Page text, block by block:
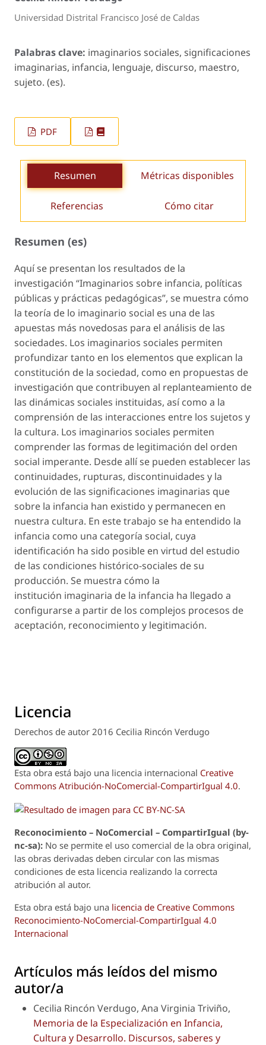
Universidad Distrital Francisco José de Caldas
Palabras clave: imaginarios sociales, significaciones
imaginarias, infancia, lenguaje, discurso, maestro,
sujeto. (es).
PDF
Resumen Métricas disponibles
Referencias Cómo citar
Resumen (es)
Aquí se presentan los resultados de la
investigación “Imaginarios sobre infancia, políticas
públicas y prácticas pedagógicas”, se muestra cómo
la teoría de lo imaginario social es una de las
apuestas más novedosas para el análisis de las
sociedades. Los imaginarios sociales permiten
profundizar tanto en los elementos que explican la
constitución de la sociedad, como en propuestas de
investigación que contribuyen al replanteamiento de
las dinámicas sociales instituidas, así como a la
comprensión de las interacciones entre los sujetos y
la cultura. Los imaginarios sociales permiten
comprender las formas de legitimación del orden
social imperante. Desde allí se pueden establecer las
continuidades, rupturas, discontinuidades y la
evolución de las significaciones imaginarias que
sobre la infancia han existido y permanecen en
nuestra cultura. En este trabajo se ha entendido la
infancia como una categoría social, cuya
identificación ha sido posible en virtud del estudio
de las condiciones histórico-sociales de su
producción. Se muestra cómo la
institución imaginaria de la infancia ha llegado a
configurarse a partir de los complejos procesos de
aceptación, reconocimiento y legitimación.
Licencia
Derechos de autor 2016 Cecilia Rincón Verdugo
Esta obra está bajo una licencia internacional Creative
Commons Atribución-NoComercial-CompartirIgual 4.0.
Reconocimiento – NoComercial – CompartirIgual (by-
nc-sa): No se permite el uso comercial de la obra original,
las obras derivadas deben circular con las mismas
condiciones de esta licencia realizando la correcta
atribución al autor.
Esta obra está bajo una licencia de Creative Commons
Reconocimiento-NoComercial-CompartirIgual 4.0
Internacional
Artículos más leídos del mismo
autor/a
Cecilia Rincón Verdugo, Ana Virginia Triviño,
Memoria de la Especialización en Infancia,
Cultura y Desarrollo. Discursos, saberes y